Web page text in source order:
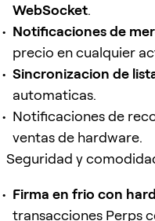
WebSocket.
Notificaciones de
precio en cualquier
Sincronizacion de
automaticas.
Notificaciones de
ventas de hardware.
Seguridad y
Firma en frio con
transacciones Perps